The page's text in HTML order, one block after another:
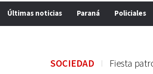
Últimas noticias Paraná Policiales
SOCIEDAD Fiesta